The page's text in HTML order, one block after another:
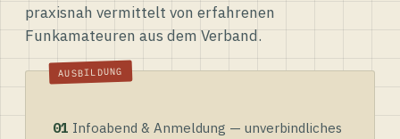
praxisnah vermittelt von erfahrenen
Funkamateuren aus dem Verband.
01 Infoabend & Anmeldung — unverbindliches